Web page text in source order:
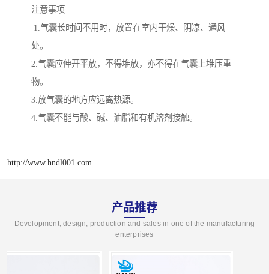
注意事项
1.气囊长时间不用时，放置在室内干燥、阴凉、通风
处。
2.气囊应伸开平放，不得堆放，亦不得在气囊上堆压重
物。
3.放气囊的地方应远离热源。
4.气囊不能与酸、碱、油脂和有机溶剂接触。
http://www.hndl001.com
产品推荐
Development, design, production and sales in one of the manufacturing
enterprises